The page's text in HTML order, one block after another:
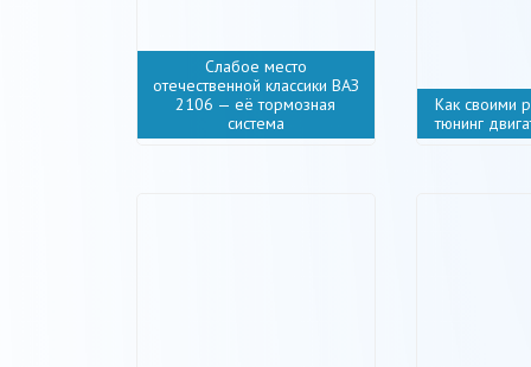
Слабое место
отечественной классики ВАЗ
2106 — её тормозная
система
Как своими
тюнинг